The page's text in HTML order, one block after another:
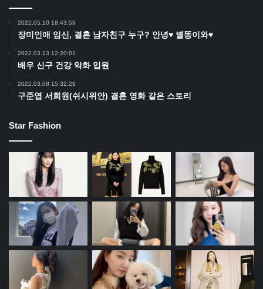
2022.05.10 18:43:59
장미인애 임신, 결혼 남자친구 누구? 안녕♥ 별똥이와♥
2022.03.13 12:20:01
배우 신구 건강 악화 입원
2022.03.08 15:32:29
구준엽 서희원(쉬시위안) 결혼 영화 같은 스토리
Star Fashion